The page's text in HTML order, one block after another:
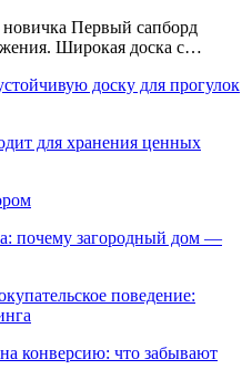
новичка Первый сапборд
Широкая доска с…
доску для прогулок
для хранения ценных
почему загородный дом —
поведение:
конверсию: что забывают